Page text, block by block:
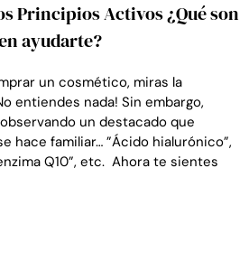
Principios Activos ¿Qué son
ayudarte?
un cosmético, miras la
entiendes nada! Sin embargo,
un destacado que
hace familiar… ”Ácido hialurónico”,
Q10”, etc. Ahora te sientes